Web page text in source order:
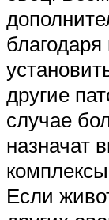
другие
случае
назначат
Если